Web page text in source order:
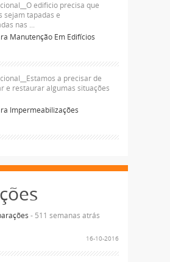
edificio precisa que
sejam tapadas e
nas ...
Manutenção Em Edifícios
a precisar de
e restaurar algumas situações
Impermeabilizações
- 511 semanas atrás
16-10-2016